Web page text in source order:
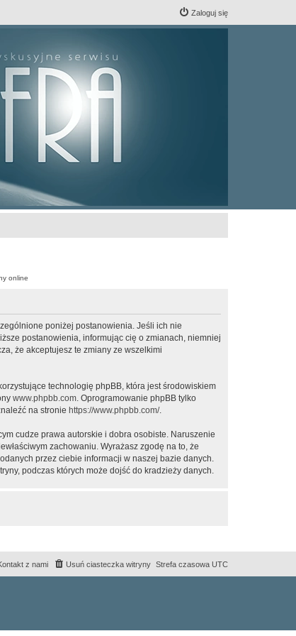
Zaloguj się
online
poniżej postanowienia. Jeśli ich nie
postanowienia, informując cię o zmianach, niemniej
że akceptujesz te zmiany ze wszelkimi
technologię phpBB, która jest środowiskiem
www.phpbb.com. Oprogramowanie phpBB tylko
na stronie https://www.phpbb.com/.
cudze prawa autorskie i dobra osobiste. Naruszenie
zachowaniu. Wyrażasz zgodę na to, że
przez ciebie informacji w naszej bazie danych.
podczas których może dojść do kradzieży danych.
Strefa czasowa UTC
Usuń ciasteczka witryny
z nami